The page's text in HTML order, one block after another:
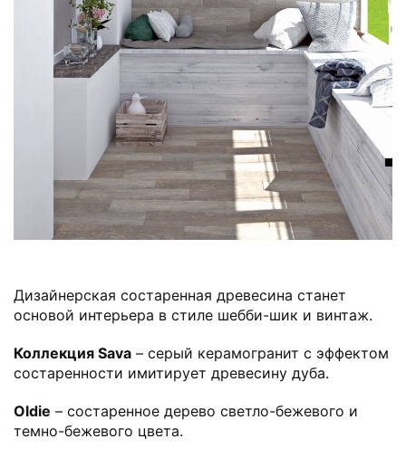
Дизайнерская состаренная древесина станет
основой интерьера в стиле шебби-шик и винтаж.
Коллекция Sava – серый керамогранит с эффектом
состаренности имитирует древесину дуба.
Oldie – состаренное дерево светло-бежевого и
темно-бежевого цвета.